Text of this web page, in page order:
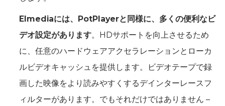
Elmediaには、PotPlayerと同様に、多くの便利なビ
デオ設定があります。HDサポートを向上させるため
に、任意のハードウェアアクセラレーションとローカ
ルビデオキャッシュを提供します。ビデオテープで録
画した映像をより読みやすくするデインターレースフ
ィルターがあります。でもそれだけではありません –